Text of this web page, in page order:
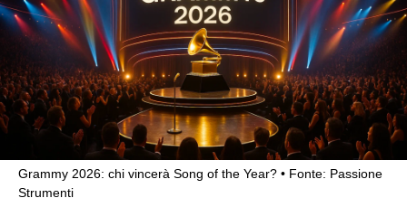
Grammy 2026: chi vincerà Song of the Year?
Fonte: Passione
Strumenti